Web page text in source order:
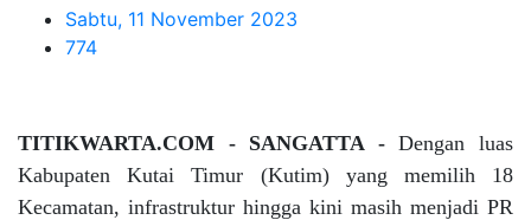
Sabtu, 11 November 2023
774
TITIKWARTA.COM - SANGATTA -Dengan luas
Kabupaten Kutai Timur (Kutim) yang memilih 18
Kecamatan, infrastruktur hingga kini masih menjadi PR